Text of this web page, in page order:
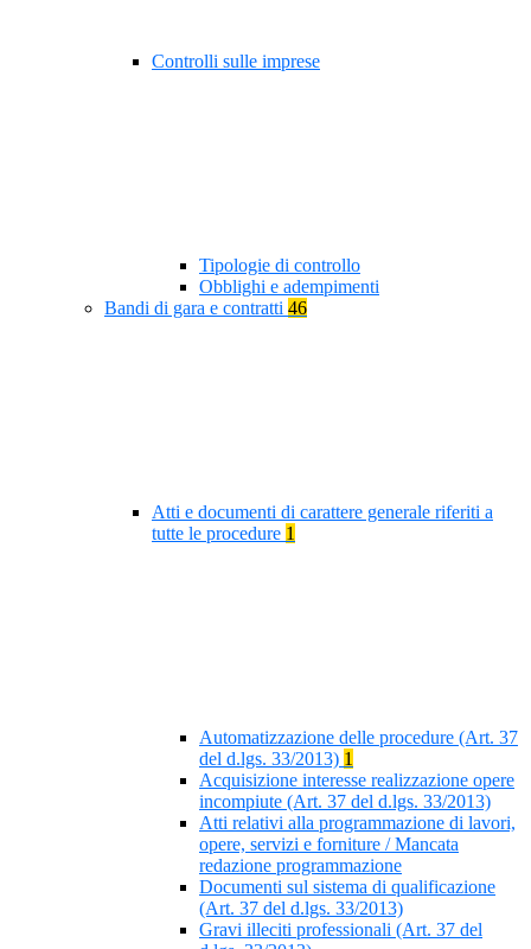
Controlli sulle imprese
Tipologie di controllo
Obblighi e adempimenti
Bandi di gara e contratti 46
Atti e documenti di carattere generale riferiti a
tutte le procedure 1
Automatizzazione delle procedure (Art. 37
del d.lgs. 33/2013) 1
Acquisizione interesse realizzazione opere
incompiute (Art. 37 del d.lgs. 33/2013)
Atti relativi alla programmazione di lavori,
opere, servizi e forniture / Mancata
redazione programmazione
Documenti sul sistema di qualificazione
(Art. 37 del d.lgs. 33/2013)
Gravi illeciti professionali (Art. 37 del